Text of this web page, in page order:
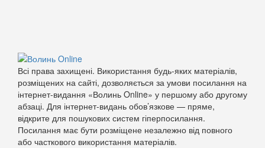
Всі права захищені. Використання будь-яких матеріалів,
розміщених на сайті, дозволяється за умови посилання на
інтернет-видання «Волинь Online» у першому або другому
абзаці. Для інтернет-видань обов’язкове — пряме,
відкрите для пошукових систем гіперпосилання.
Посилання має бути розміщене незалежно від повного
або часткового використання матеріалів.